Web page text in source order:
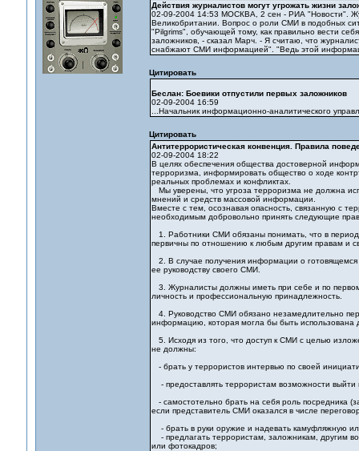
Действия журналистов могут угрожать жизни
02-09-2004 14:53 МОСКВА, 2 сен - РИА "Новости".
Великобритании. Вопрос о роли СМИ в подобных
"Pilgrims", обучающей тому, как правильно вести
заложников, - сказал Марч. - Я считаю, что
снабжают СМИ информацией". "Ведь этой
Цитировать
Беслан: Боевики отпустили первых заложников
02-09-2004 16:59
...Начальник информационно-аналитического
Цитировать
Антитеррористическая конвенция. Правила
02-09-2004 18:22
В целях обеспечения общества достоверной
терроризма, информировать общество о ходе
реальных проблемах и конфликтах.
Мы уверены, что угроза терроризма не должна
мнений и средств массовой информации.
Вместе с тем, осознавая опасность, связанную с
необходимым добровольно принять следующие
1. Работники СМИ обязаны понимать, что в период
первичны по отношению к любым другим правам и
2. В случае получения информации о
ее руководству своего СМИ.
3. Журналисты должны иметь при себе и по
личность и профессиональную принадлежность.
4. Руководство СМИ обязано незамедлительно
информацию, которая могла бы быть использована
5. Исходя из того, что доступ к СМИ с целью
не должны:
- брать у террористов интервью по своей
- предоставлять террористам возможности
- самостотельно брать на себя роль посредника
если представитель СМИ оказался в числе
- брать в руки оружие и надевать камуфляжную
- предлагать террористам, заложникам, другим
или фотокадров;